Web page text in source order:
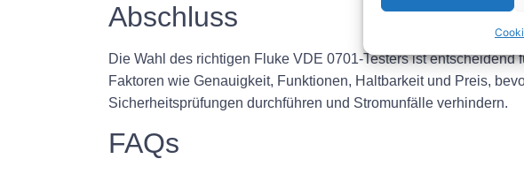
Abschluss
Die Wahl des richtigen Fluke VDE 0701-Testers ist
Faktoren wie Genauigkeit, Funktionen, Haltbarkeit und Preis,
Sicherheitsprüfungen durchführen und Stromunfälle verhindern.
FAQs